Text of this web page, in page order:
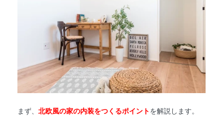
まず、 北欧風の家の内装をつくるポイントを解説します。